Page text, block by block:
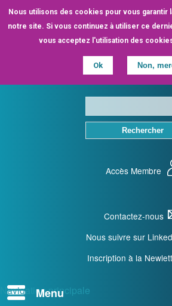
Nous utilisons des cookies pour vous
notre site. Si vous continuez à utiliser ce
vous acceptez l'utilisation des
Ok Non,
Aller
au
contenu
Accès Membre
Contactez-nous
Nous suivre sur
Inscription à la
Navigation principale